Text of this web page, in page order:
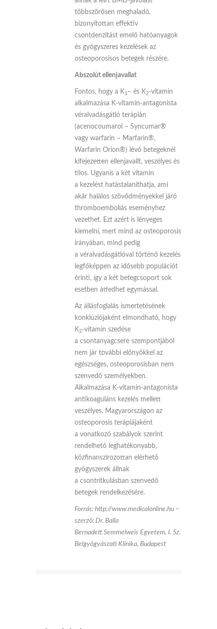
többszörösen meghaladó,
bizonyítottan effektív
csontdenzitást emelő hatóanyagok
és gyógyszeres kezelések az
osteoporosisos betegek részére.
Abszolút ellenjavallat
Fontos, hogy a K 1 – és K 2-vitamin
alkalmazása K-vitamin-antagonista
véralvadásgátló terápián
(acenocoumarol – Syncumar®
vagy warfarin – Marfarin®,
Warfarin Orion®) lévő betegeknél
kifejezetten ellenjavallt, veszélyes és
tilos. Ugyanis a két vitamin
a kezelést hatástalaníthatja, ami
akár halálos szövődményekkel járó
thromboemboliás eseményhez
vezethet. Ezt azért is lényeges
kiemelni, mert mind az osteoporosis
irányában, mind pedig
a véralvadásgátlóval történő kezelés
legfőképpen az idősebb populációt
érinti, így a két betegcsoport sok
esetben átfedhet egymással.
Az állásfoglalás ismertetésének
konklúziójaként elmondható, hogy
K 2-vitamin szedése
a csontanyagcsere szempontjából
nem jár további előnyökkel az
egészséges, osteoporosisban nem
szenvedő személyekben.
Alkalmazása K-vitamin-antagonista
antikoaguláns kezelés mellett
veszélyes. Magyarországon az
osteoporosis terápiájaként
a vonatkozó szabályok szerint
rendelhető leghatékonyabb,
közfinanszírozottan elérhető
gyógyszerek állnak
a csontritkulásban szenvedő
betegek rendelkezésére.
Forrás: http://www.medicalonline.hu –
szerző: Dr. Balla
Bernadett Semmelweis Egyetem, I. Sz.
Belgyógyászati Klinika, Budapest